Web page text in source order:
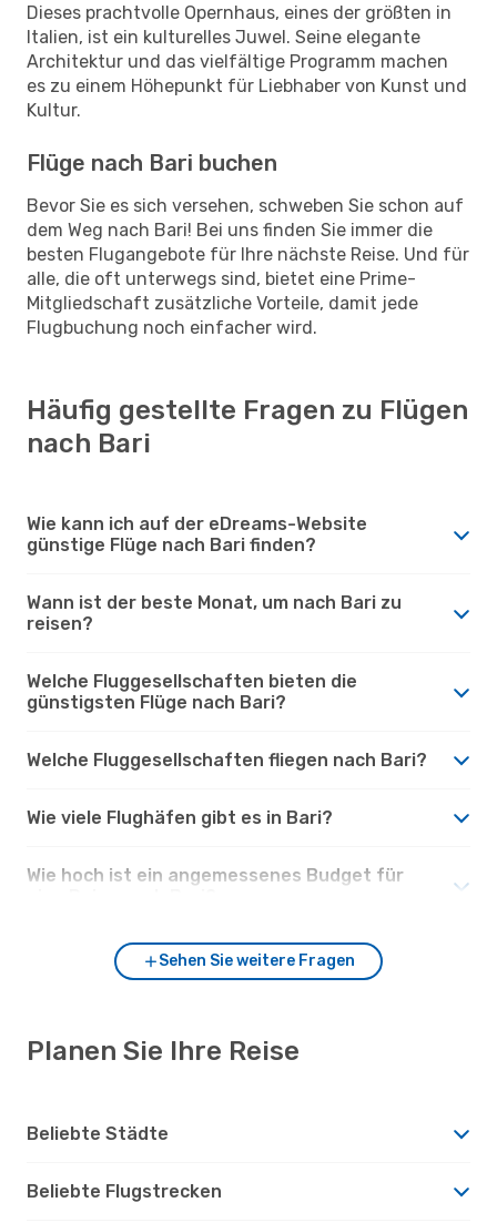
Dieses prachtvolle Opernhaus, eines der größten in
Italien, ist ein kulturelles Juwel. Seine elegante
Architektur und das vielfältige Programm machen
es zu einem Höhepunkt für Liebhaber von Kunst und
Kultur.
Flüge nach Bari buchen
Bevor Sie es sich versehen, schweben Sie schon auf
dem Weg nach Bari! Bei uns finden Sie immer die
besten Flugangebote für Ihre nächste Reise. Und für
alle, die oft unterwegs sind, bietet eine Prime-
Mitgliedschaft zusätzliche Vorteile, damit jede
Flugbuchung noch einfacher wird.
Häufig gestellte Fragen zu Flügen
nach Bari
Wie kann ich auf der eDreams-Website
günstige Flüge nach Bari finden?
Wann ist der beste Monat, um nach Bari zu
reisen?
Welche Fluggesellschaften bieten die
günstigsten Flüge nach Bari?
Welche Fluggesellschaften fliegen nach Bari?
Wie viele Flughäfen gibt es in Bari?
Wie hoch ist ein angemessenes Budget für
Sehen Sie weitere Fragen
Planen Sie Ihre Reise
Beliebte Städte
Beliebte Flugstrecken